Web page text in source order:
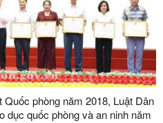
phòng năm 2018, Luật Dân
dục quốc phòng và an ninh năm